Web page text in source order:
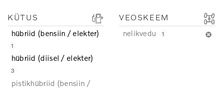
KÜTUS
hübriid (bensiin / elekter)
1
hübriid (diisel / elekter)
3
pistikhübriid (bensiin /
VEOSKEEM
nelikvedu 1